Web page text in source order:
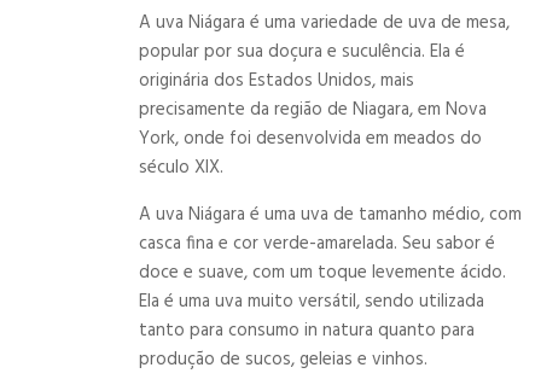
A uva Niágara é uma variedade de uva de mesa,
popular por sua doçura e suculência. Ela é
originária dos Estados Unidos, mais
precisamente da região de Niagara, em Nova
York, onde foi desenvolvida em meados do
século XIX.
A uva Niágara é uma uva de tamanho médio, com
casca fina e cor verde-amarelada. Seu sabor é
doce e suave, com um toque levemente ácido.
Ela é uma uva muito versátil, sendo utilizada
tanto para consumo in natura quanto para
produção de sucos, geleias e vinhos.